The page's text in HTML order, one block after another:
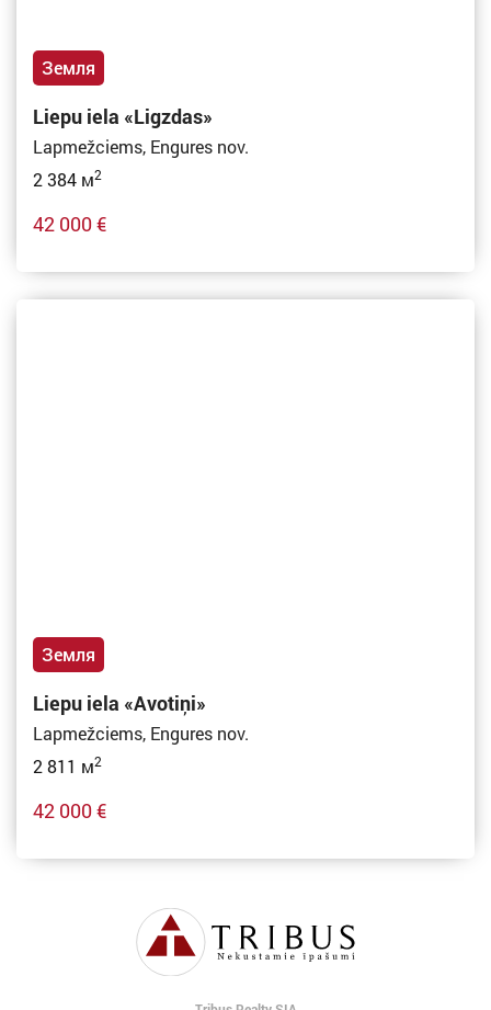
Земля
Liepu iela «Ligzdas»
Lapmežciems, Engures nov.
2 384 м2
42 000 €
Земля
Liepu iela «Avotiņi»
Lapmežciems, Engures nov.
2 811 м2
42 000 €